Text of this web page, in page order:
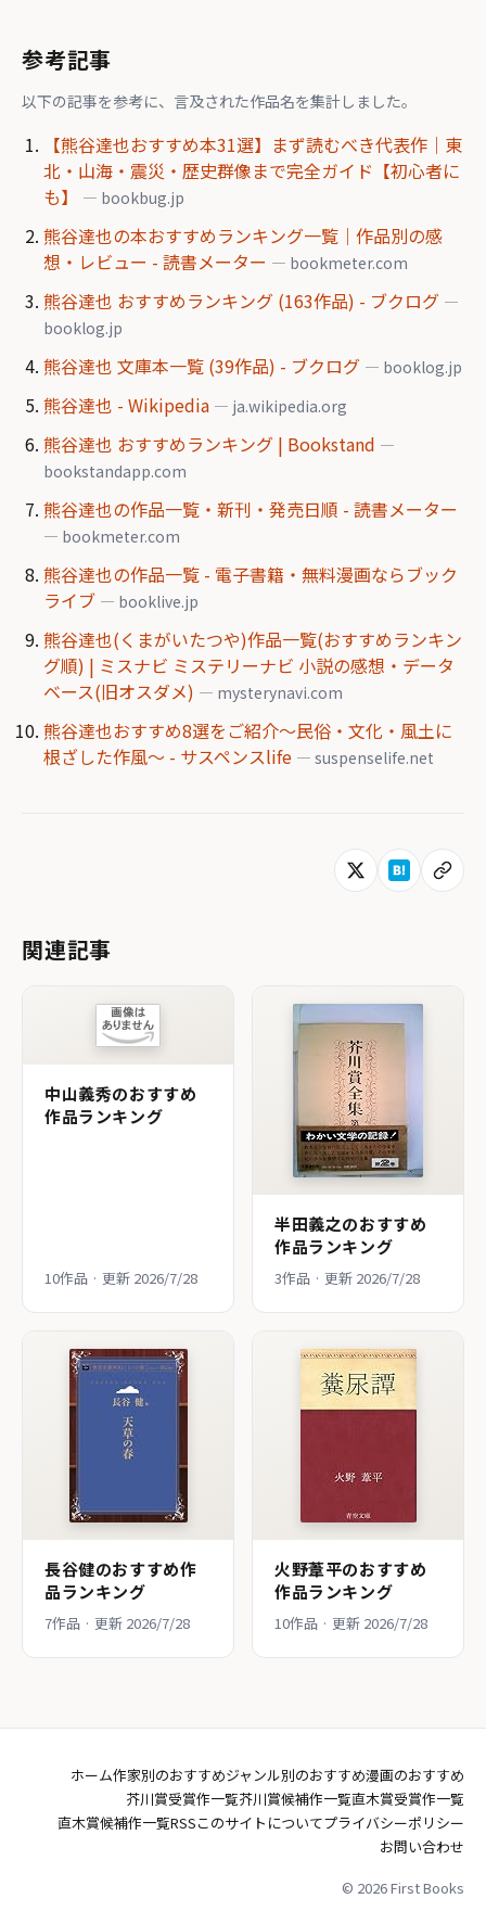
参考記事
以下の記事を参考に、言及された作品名を集計しました。
【熊谷達也おすすめ本31選】まず読むべき代表作｜東
北・山海・震災・歴史群像まで完全ガイド【初心者に
も】
— bookbug.jp
熊谷達也の本おすすめランキング一覧｜作品別の感
想・レビュー - 読書メーター — bookmeter.com
熊谷達也 おすすめランキング (163作品) - ブクログ —
booklog.jp
熊谷達也 文庫本一覧 (39作品) - ブクログ — booklog.jp
熊谷達也 - Wikipedia — ja.wikipedia.org
熊谷達也 おすすめランキング | Bookstand —
bookstandapp.com
熊谷達也の作品一覧・新刊・発売日順 - 読書メーター
— bookmeter.com
熊谷達也の作品一覧 - 電子書籍・無料漫画ならブック
ライブ — booklive.jp
熊谷達也(くまがいたつや)作品一覧(おすすめランキン
グ順) | ミスナビ ミステリーナビ 小説の感想・データ
ベース(旧オスダメ) — mysterynavi.com
熊谷達也おすすめ8選をご紹介～民俗・文化・風土に
根ざした作風～ - サスペンスlife — suspenselife.net
関連記事
中山義秀のおすすめ
作品ランキング
10作品 · 更新 2026/7/28
半田義之のおすすめ
作品ランキング
3作品 · 更新 2026/7/28
長谷健のおすすめ作
品ランキング
7作品 · 更新 2026/7/28
火野葦平のおすすめ
作品ランキング
10作品 · 更新 2026/7/28
ホーム作家別のおすすめジャンル別のおすすめ漫画のおすすめ
芥川賞受賞作一覧芥川賞候補作一覧直木賞受賞作一覧
直木賞候補作一覧RSSこのサイトについてプライバシーポリシー
お問い合わせ
© 2026 First Books